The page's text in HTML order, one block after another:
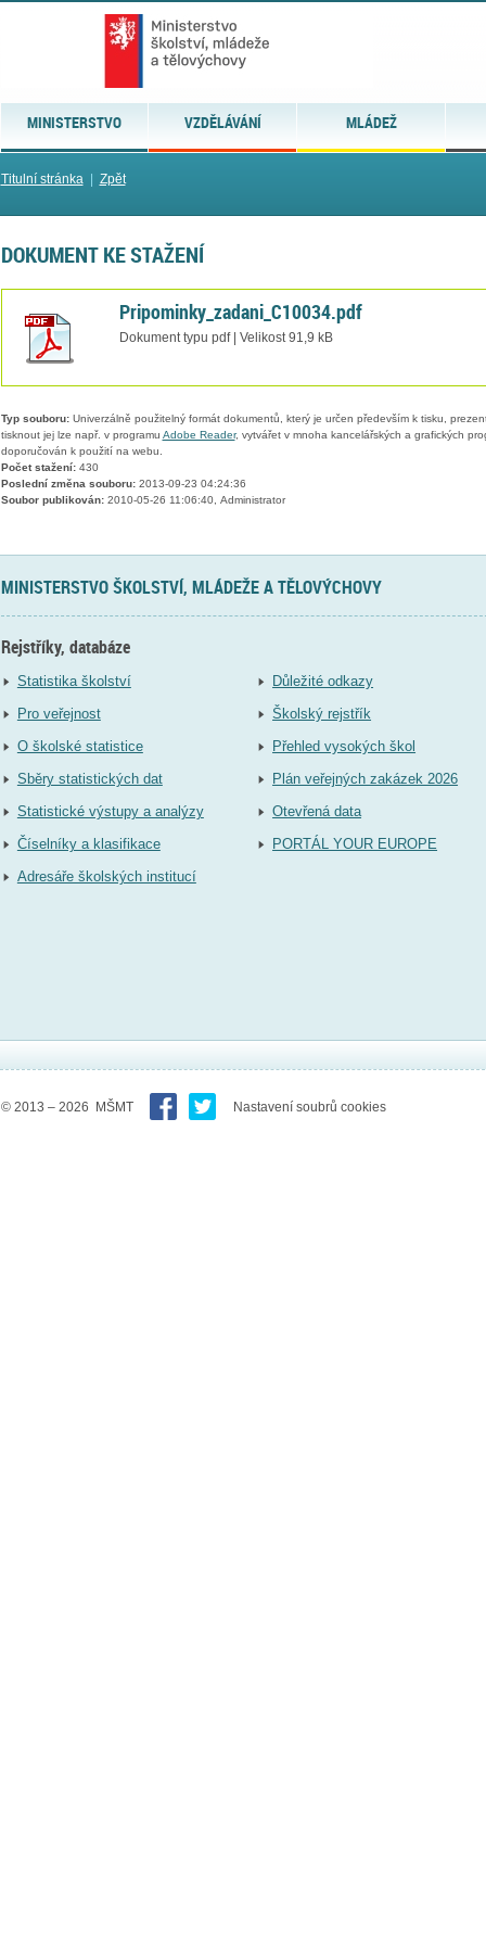
MINISTERSTVO VZDĚLÁVÁNÍ MLÁDEŽ
Titulní stránka| Zpět
DOKUMENT KE STAŽENÍ
Pripominky_zadani_C10034.pdf
Dokument typu pdf | Velikost 91,9 kB
Typ souboru:Univerzálně použitelný formát dokumentů, který je určen především k tisku,
tisknout jej lze např. v programu Adobe Reader, vytvářet v mnoha kancelářských a grafických
doporučován k použití na webu.
Počet stažení:430
Poslední změna souboru:2013-09-23 04:24:36
Soubor publikován:2010-05-26 11:06:40, Administrator
MINISTERSTVO ŠKOLSTVÍ, MLÁDEŽE A TĚLOVÝCHOVY
Rejstříky, databáze
Statistika školství
Pro veřejnost
O školské statistice
Sběry statistických dat
Statistické výstupy a analýzy
Číselníky a klasifikace
Adresáře školských institucí
Důležité odkazy
Školský rejstřík
Přehled vysokých škol
Plán veřejných zakázek 2026
Otevřená data
PORTÁL YOUR EUROPE
© 2013 – 2026 MŠMT Nastavení soubrů cookies